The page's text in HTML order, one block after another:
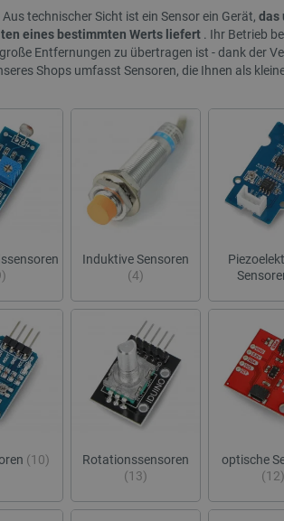
Aus technischer Sicht ist ein Sensor ein Gerät, das
eines bestimmten Werts liefert. Ihr Betrieb
Entfernungen zu übertragen ist - dank der
Shops umfasst Sensoren, die Ihnen als
Induktive Sensoren
(4)
(10)
Rotationssensoren
(13)
optische
(12)